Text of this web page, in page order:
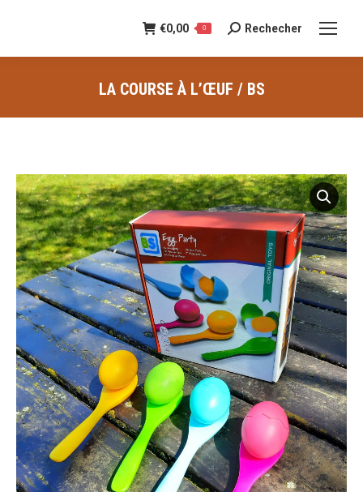
€0,00 0
Recherche
:
Rechecher
LA COURSE À L’ŒUF / BS